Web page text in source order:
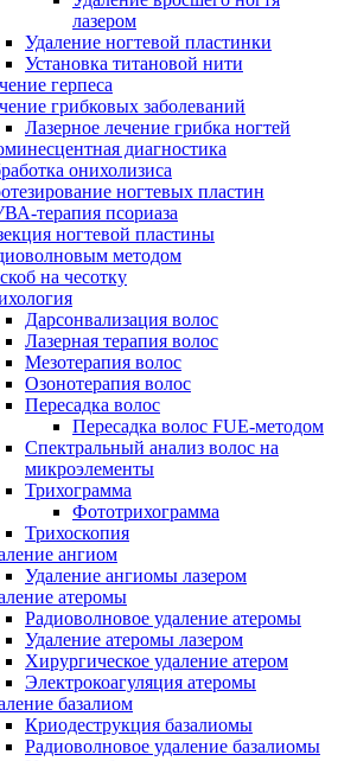
лазером
Удаление ногтевой пластинки
Установка титановой нити
герпеса
грибковых заболеваний
Лазерное лечение грибка ногтей
диагностика
онихолизиса
ногтевых пластин
терапия псориаза
ногтевой пластины
методом
на чесотку
Дарсонвализация волос
Лазерная терапия волос
Мезотерапия волос
Озонотерапия волос
Пересадка волос
Пересадка волос FUE-методом
Спектральный анализ волос на
микроэлементы
Трихограмма
Фототрихограмма
Трихоскопия
ангиом
Удаление ангиомы лазером
атеромы
Радиоволновое удаление атеромы
Удаление атеромы лазером
Хирургическое удаление атером
Электрокоагуляция атеромы
базалиом
Криодеструкция базалиомы
Радиоволновое удаление базалиомы